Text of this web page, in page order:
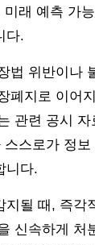
래 예측 가
다.
법 위반이나
폐지로 이어
관련 공시 자
스로가 정
니다.
지될 때, 즉각
신속하게 처